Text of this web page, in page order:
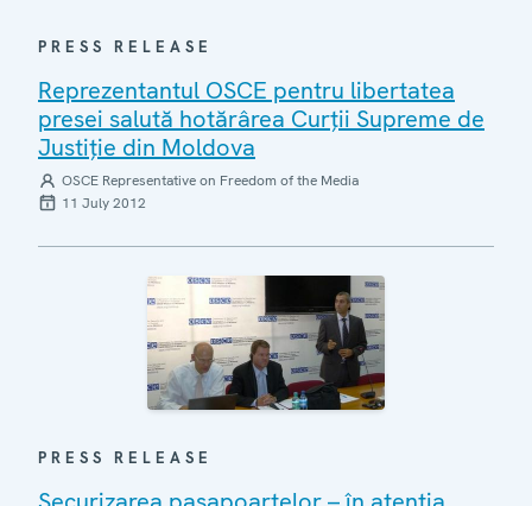
PRESS RELEASE
Reprezentantul OSCE pentru libertatea
presei salută hotărârea Curţii Supreme de
Justiţie din Moldova
OSCE Representative on Freedom of the Media
11 July 2012
PRESS RELEASE